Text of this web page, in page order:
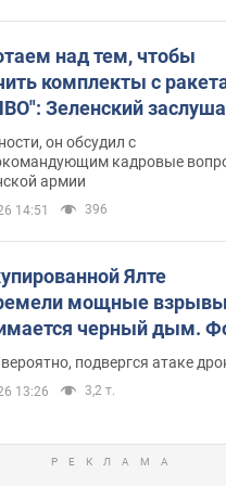
над тем, чтобы
комплекты с
Зеленский
Драпатого и объявил о
мерах
он обсудил с
кадровые
армии
14:51 396
Ялте
мощные
черный дым.
подвергся атаке
13:26 3,2 т.